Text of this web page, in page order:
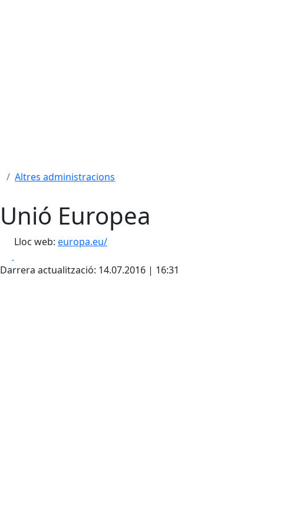
Altres administracions
Unió Europea
Lloc web: europa.eu/
Darrera actualització: 14.07.2016 | 16:31